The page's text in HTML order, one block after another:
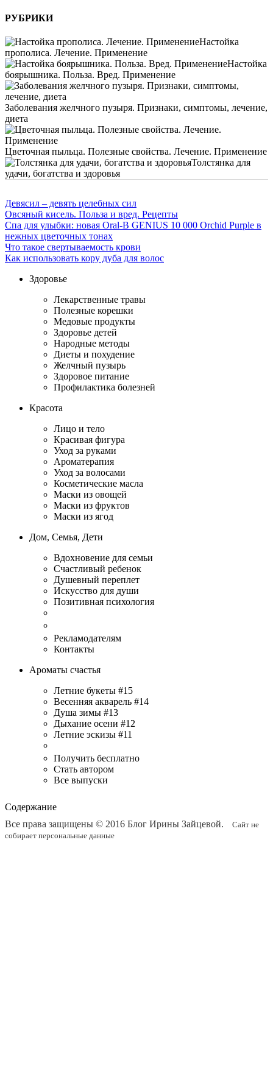
РУБРИКИ
Настойка
прополиса. Лечение. Применение
Настойка
боярышника. Польза. Вред. Применение
Заболевания желчного пузыря. Признаки, симптомы, лечение,
диета
Цветочная пыльца. Полезные свойства. Лечение. Применение
Толстянка для
удачи, богатства и здоровья
Девясил – девять целебных сил
Овсяный кисель. Польза и вред. Рецепты
Спа для улыбки: новая Oral-B GENIUS 10 000 Orchid Purple в
нежных цветочных тонах
Что такое свертываемость крови
Как использовать кору дуба для волос
Здоровье
Лекарственные травы
Полезные корешки
Медовые продукты
Здоровье детей
Народные методы
Диеты и похудение
Желчный пузырь
Здоровое питание
Профилактика болезней
Красота
Лицо и тело
Красивая фигура
Уход за руками
Ароматерапия
Уход за волосами
Косметические масла
Маски из овощей
Маски из фруктов
Маски из ягод
Дом, Семья, Дети
Вдохновение для семьи
Счастливый ребенок
Душевный переплет
Искусство для души
Позитивная психология
Рекламодателям
Контакты
Ароматы счастья
Летние букеты #15
Весенняя акварель #14
Душа зимы #13
Дыхание осени #12
Летние эскизы #11
Получить бесплатно
Стать автором
Все выпуски
Содержание
Все права защищены © 2016 Блог Ирины Зайцевой.
Сайт не
собирает персональные данные